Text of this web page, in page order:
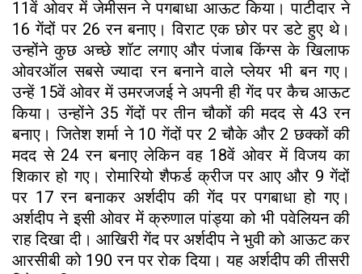
11वें ओवर में जेमीसन ने पगबाधा आऊट किया। पाटीदार ने
16 गेंदों पर 26 रन बनाए। विराट एक छोर पर डटे हुए थे।
उन्होंने कुछ अच्छे शॉट लगाए और पंजाब किंग्स के खिलाफ
ओवरऑल सबसे ज्यादा रन बनाने वाले प्लेयर भी बन गए।
उन्हें 15वें ओवर में उमरजजई ने अपनी ही गेंद पर कैच आऊट
किया। उन्होंने 35 गेंदों पर तीन चौकों की मदद से 43 रन
बनाए। जितेश शर्मा ने 10 गेंदों पर 2 चौके और 2 छक्कों की
मदद से 24 रन बनाए लेकिन वह 18वें ओवर में विजय का
शिकार हो गए। रोमारियो शैफर्ड क्रीज पर आए और 9 गेंदों
पर 17 रन बनाकर अर्शदीप की गेंद पर पगबाधा हो गए।
अर्शदीप ने इसी ओवर में क्रुणाल पांड्या को भी पवेलियन की
राह दिखा दी। आखिरी गेंद पर अर्शदीप ने भुवी को आऊट कर
आरसीबी को 190 रन पर रोक दिया। यह अर्शदीप की तीसरी